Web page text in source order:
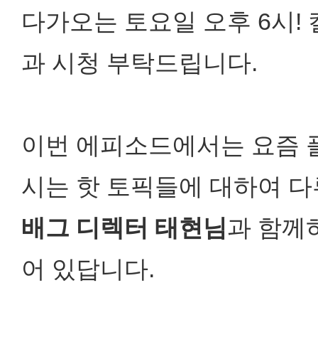
다가오는 토요일 오후 6시!
과 시청 부탁드립니다.
이번 에피소드에서는 요즘
시는 핫 토픽들에 대하여
배그 디렉터 태현님과 함께
어 있답니다.